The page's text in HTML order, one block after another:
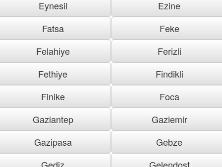
Eynesil
Ezine
Fatsa
Feke
Felahiye
Ferizli
Fethiye
Findikli
Finike
Foca
Gaziantep
Gaziemir
Gazipasa
Gebze